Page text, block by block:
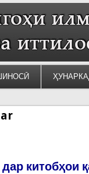
китобҳои